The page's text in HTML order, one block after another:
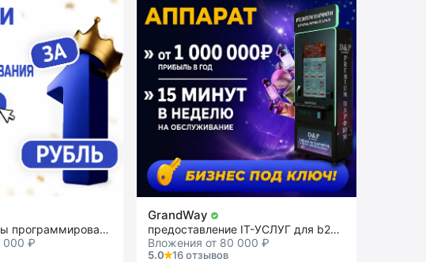
франшиза школы программирования
000 ₽
GrandWay
предоставление IT-УСЛУГ для b2c и b2b
Вложения от 80 000 ₽
5.0
16 отзывов